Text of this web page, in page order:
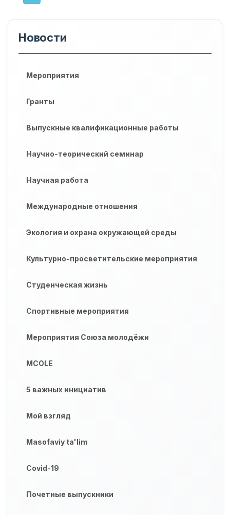
Новости
Мероприятия
Гранты
Выпускные квалификационные работы
Научно-теорический семинар
Научная работа
Международные отношения
Экология и охрана окружающей среды
Культурно-просветительские мероприятия
Студенческая жизнь
Спортивные мероприятия
Мероприятия Союза молодёжи
MCOLE
5 важных инициатив
Мой взгляд
Masofaviy ta'lim
Covid-19
Почетные выпускники